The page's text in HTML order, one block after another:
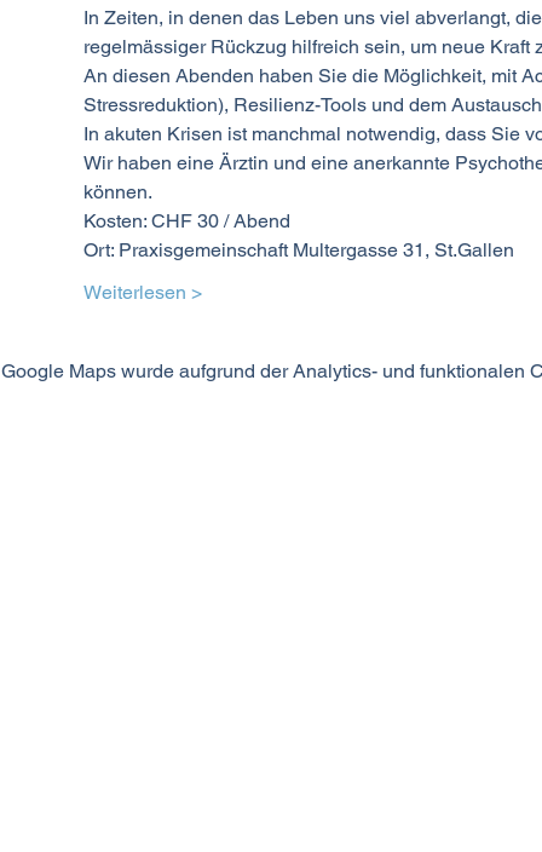
In Zeiten, in denen das Leben uns viel abverlangt,
regelmässiger Rückzug hilfreich sein, um neue Kraft
An diesen Abenden haben Sie die Möglichkeit, mit
Stressreduktion), Resilienz-Tools und dem
In akuten Krisen ist manchmal notwendig, dass Sie
Wir haben eine Ärztin und eine anerkannte
können.
Kosten: CHF 30 / Abend
Ort: Praxisgemeinschaft Multergasse 31, St.Gallen
Weiterlesen >
Google Maps wurde aufgrund der Analytics- und funktionalen